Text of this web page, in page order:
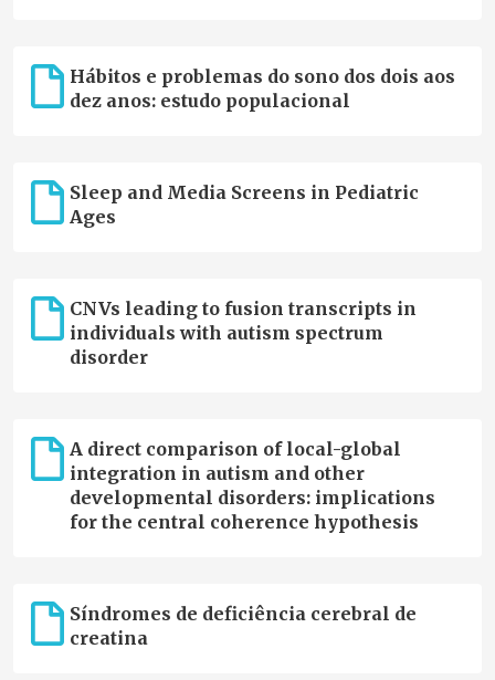
Hábitos e problemas do sono dos dois aos
dez anos: estudo populacional
Sleep and Media Screens in Pediatric
Ages
CNVs leading to fusion transcripts in
individuals with autism spectrum
disorder
A direct comparison of local-global
integration in autism and other
developmental disorders: implications
for the central coherence hypothesis
Síndromes de deficiência cerebral de
creatina